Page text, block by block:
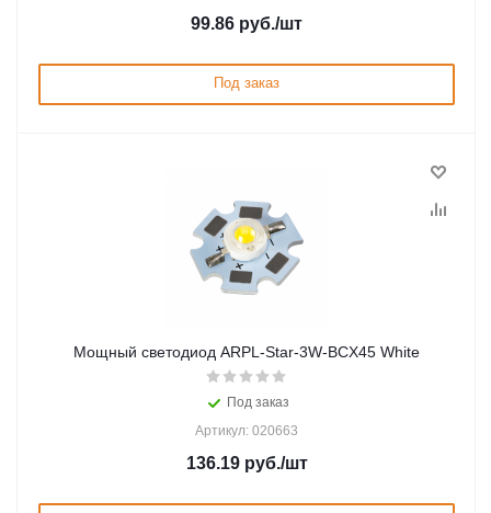
99.86 руб./шт
Под заказ
Мощный светодиод ARPL-Star-3W-BCX45 White
Под заказ
Артикул: 020663
136.19руб./шт